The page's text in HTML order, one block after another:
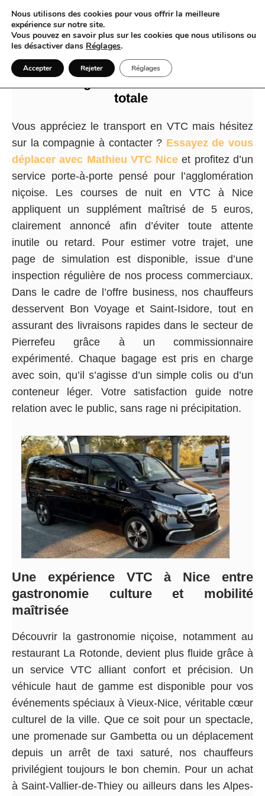
VTC Nice réinvente les trajets urbains
totale
Vous appréciez le transport en VTC mais hésitez
sur la compagnie à contacter ? Essayez de vous
déplacer avec Mathieu VTC Nice et profitez d’un
service porte-à-porte pensé pour l’agglomération
niçoise. Les courses de nuit en VTC à Nice
appliquent un supplément maîtrisé de 5 euros,
clairement annoncé afin d’éviter toute attente
inutile ou retard. Pour estimer votre trajet, une
page de simulation est disponible, issue d’une
inspection régulière de nos process commerciaux.
Dans le cadre de l’offre business, nos chauffeurs
desservent Bon Voyage et Saint-Isidore, tout en
assurant des livraisons rapides dans le secteur de
Pierrefeu grâce à un commissionnaire
expérimenté. Chaque bagage est pris en charge
avec soin, qu’il s’agisse d’un simple colis ou d’un
conteneur léger. Votre satisfaction guide notre
relation avec le public, sans rage ni précipitation.
Une expérience VTC à Nice entre
gastronomie culture et mobilité
maîtrisée
Découvrir la gastronomie niçoise, notamment au
restaurant La Rotonde, devient plus fluide grâce à
un service VTC alliant confort et précision. Un
véhicule haut de gamme est disponible pour vos
événements spéciaux à Vieux-Nice, véritable cœur
culturel de la ville. Que ce soit pour un spectacle,
une promenade sur Gambetta ou un déplacement
depuis un arrêt de taxi saturé, nos chauffeurs
privilégient toujours le bon chemin. Pour un achat
à Saint-Vallier-de-Thiey ou ailleurs dans les Alpes-
Nous utilisons des cookies pour vous offrir la meilleure
expérience sur notre site.
Vous pouvez en savoir plus sur les cookies que nous utilisons ou
les désactiver dans Réglages.
Accepter Rejeter Réglages